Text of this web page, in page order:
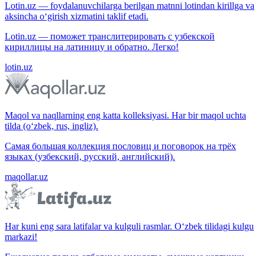
Lotin.uz — foydalanuvchilarga berilgan matnni lotindan kirillga va
aksincha o‘girish xizmatini taklif etadi.
Lotin.uz — поможет транслитерировать с узбекской
кириллицы на латиницу и обратно. Легко!
lotin.uz
Maqol va naqllarning eng katta kolleksiyasi. Har bir maqol uchta
tilda (o‘zbek, rus, ingliz).
Самая большая коллекция пословиц и поговорок на трёх
языках (узбекский, русский, английский).
maqollar.uz
Har kuni eng sara latifalar va kulguli rasmlar. O‘zbek tilidagi kulgu
markazi!